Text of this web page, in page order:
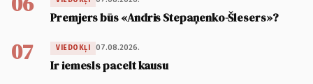
Premjers būs «Andris Stepaņenko-Šlesers»?
07 VIEDOKĻI 07.08.2026.
Ir iemesls pacelt kausu